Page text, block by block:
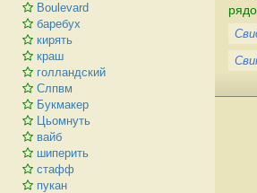
Boulevard
баребух
кирять
краш
голландский
Слпвм
Букмакер
Цьомнуть
вайб
шиперить
стафф
пукан